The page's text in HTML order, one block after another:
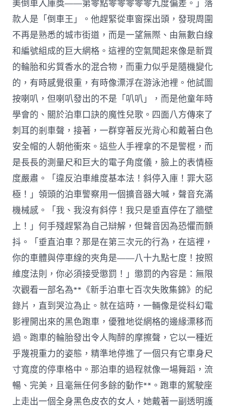
美倒車入庫獎——第零點零零零零零九度偏差。」落
款人是「倒車王」。他趕緊從車窗探出頭，發現周圍
不再是熟悉的城市街道，而是一望無際、由無數白線
和編號組成的巨大網格。這裡的空氣聞起來像是新買
的輪胎和劣質香水的混合物，而重力似乎是隨機變化
的，有時感覺很重，有時像漂浮在游泳池裡。他試圖
按喇叭，但喇叭發出的不是「叭叭」，而是他童年時
學會的、關於泊車口訣的魔性兒歌。四面八方傳來了
刺耳的剎車聲，接著，一群穿著反光背心和戴著白色
安全帽的人朝他衝來。這些人手裡拿的不是警棍，而
是長長的測量尺和巨大的電子角度儀，臉上的表情極
度嚴肅。「違反泊車維度基本法！斜停入庫！罪大惡
極！」領頭的泊車警察用一個擴音器大喊，聲音充滿
機械感。「我、我沒有斜停！我只是垂直停在了牆壁
上！」何手殘趕緊為自己辯解，但聲音因為恐懼而顫
抖。「垂直泊車？那是在第三次元的行為，在這裡，
你的車體與停車線的夾角是——八十九點七度！按照
維度法則，你必須接受懲罰！」懲罰的內容是：無限
次觀看一部名為**《新手泊車七百次失敗集錦》的紀
錄片，直到哭泣為止。就在這時，一輛像是從科幻電
影裡開出來的黑色跑車，優雅地從網格的邊緣漂移而
過。跑車的輪胎發出令人陶醉的摩擦聲，它以一種近
乎蔑視重力的姿態，精準地停進了一個只有它車身尺
寸寬度的停車格中。那泊車的過程就像一場舞蹈，流
暢、完美，且毫無任何多餘的動作**。跑車的駕駛座
上走出一個全身黑色皮衣的女人，她戴著一副透明護